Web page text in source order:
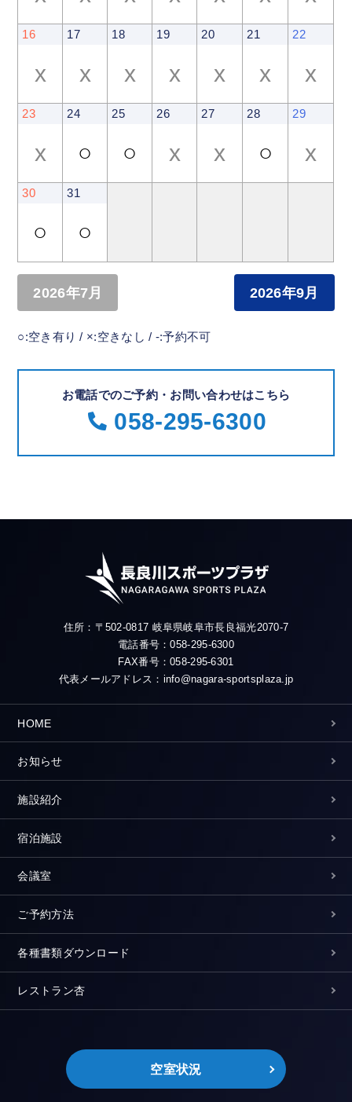
16
x
17
x
18
x
19
x
20
x
21
x
22
x
23
x
24
○
25
○
26
x
27
x
28
○
29
x
30
○
31
○
2026年7月 2026年9月
○:空き有り / ×:空きなし / -:予約不可
お電話でのご予約・お問い合わせはこちら
058-295-6300
住所：〒502-0817 岐阜県岐阜市長良福光2070-7
電話番号：058-295-6300
FAX番号：058-295-6301
代表メールアドレス：info@nagara-sportsplaza.jp
HOME
お知らせ
施設紹介
宿泊施設
会議室
ご予約方法
各種書類ダウンロード
レストラン杏
空室状況